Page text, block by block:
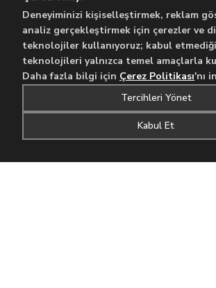
Mustafapaşa, Gebze/Kocaeli
DogGO Partner 1 Yıldır Üye
Neşeli Enerjik
merhabalar ben taha zengin 19 yaşındayım elektrik
Taha İLE İLETİŞİME GEÇ
Deneyiminizi kişiselleştirmek, reklam
analiz gerçekleştirmek için çerezler ve
teknolojiler kullanıyoruz; kabul
teknolojileri yalnızca temel amaçlarla
Daha fazla bilgi için Çerez Politikası'nı
Tercihleri Yönet
Kabul Et